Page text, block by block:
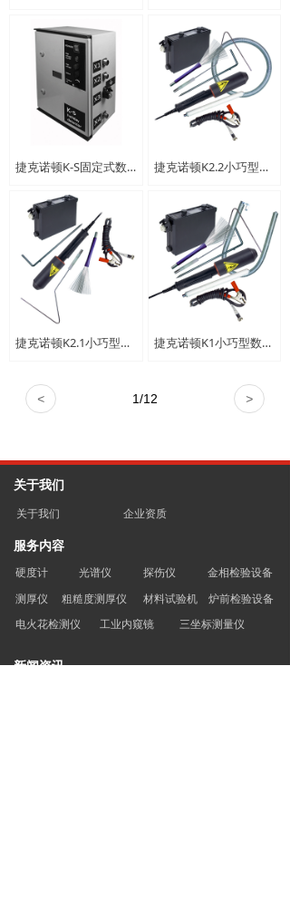
捷克诺顿K-S固定式数字化电火花检测仪 捷克诺顿K2.2小巧型数字化电火花检测仪
捷克诺顿K2.1小巧型数字化电火花检测仪 捷克诺顿K1小巧型数字化电火花检测仪
< >
1/12
关于我们
服务内容
新闻资讯
关于我们 企业资质
硬度计 光谱仪 探伤仪
金相检验设备
测厚仪
粗糙度测厚仪 材料试验机
炉前检验设备
电火花检测仪
工业内窥镜 三坐标测量仪